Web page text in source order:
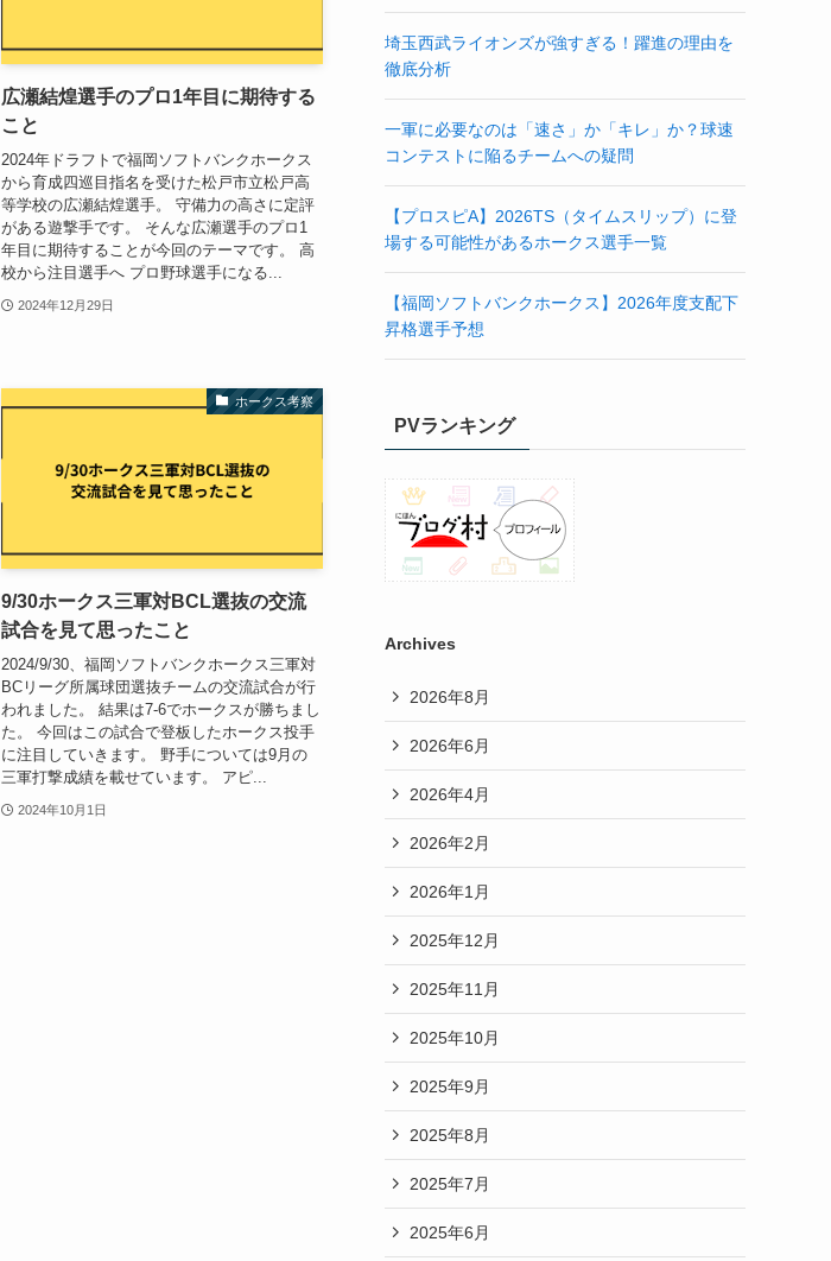
広瀬結煌選手のプロ1年目に期待する
こと
2024年ドラフトで福岡ソフトバンクホークス
から育成四巡目指名を受けた松戸市立松戸高
等学校の広瀬結煌選手。 守備力の高さに定評
がある遊撃手です。 そんな広瀬選手のプロ1
年目に期待することが今回のテーマです。 高
校から注目選手へ プロ野球選手になる...
2024年12月29日
ホークス考察
9/30ホークス三軍対BCL選抜の交流
試合を見て思ったこと
2024/9/30、福岡ソフトバンクホークス三軍対
BCリーグ所属球団選抜チームの交流試合が行
われました。 結果は7-6でホークスが勝ちまし
た。 今回はこの試合で登板したホークス投手
に注目していきます。 野手については9月の
三軍打撃成績を載せています。 アピ...
2024年10月1日
埼玉西武ライオンズが強すぎる！躍進の理由を
徹底分析
一軍に必要なのは「速さ」か「キレ」か？球速
コンテストに陥るチームへの疑問
【プロスピA】2026TS（タイムスリップ）に登
場する可能性があるホークス選手一覧
【福岡ソフトバンクホークス】2026年度支配下
昇格選手予想
PVランキング
Archives
2026年8月
2026年6月
2026年4月
2026年2月
2026年1月
2025年12月
2025年11月
2025年10月
2025年9月
2025年8月
2025年7月
2025年6月